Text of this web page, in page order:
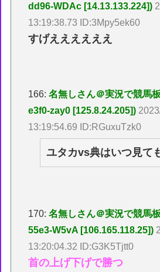
dd96-WDAc [14.13.133.224])
13:19:38.73 ID:3Mpy5ek60
すげええええええ
166:名無しさん＠実況で競馬
e3f0-zay0 [125.8.24.205])
13:19:54.69 ID:RGuxuTzk0
ユタカvs典はいつ見て
170:名無しさん＠実況で競馬
55e3-W5vA [106.165.118.25])
13:20:04.32 ID:G3K5Tjtt0
首の上げ下げで勝つ